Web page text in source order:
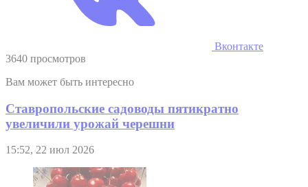
Вконтакте
3640 просмотров
Вам может быть интересно
Ставропольские садоводы пятикратно
увеличили урожай черешни
15:52, 22 июл 2026